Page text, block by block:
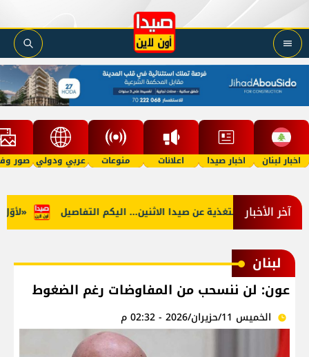
اخبار لبنان اخبار صيدا اعلانات منوعات عربي ودولي صور
آخر الأخبار «لأوّل توقف التغذية عن صيدا الاثنين... اليكم التفاصيل
لبنان
عون: لن ننسحب من المفاوضات رغم الضغوط
الخميس 11/حزيران/2026 - 02:32 م